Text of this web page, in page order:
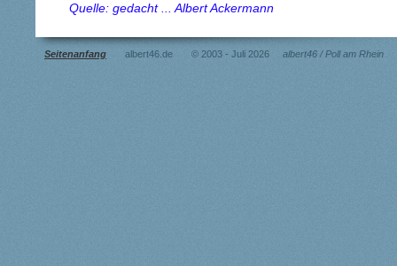
Quelle: gedacht ... Albert Ackermann
Seitenanfang albert46.de © 2003 - Juli 2026 albert46 / Poll am Rhein